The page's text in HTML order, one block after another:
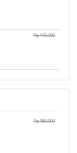
Rp 135,000
Rp 186,000